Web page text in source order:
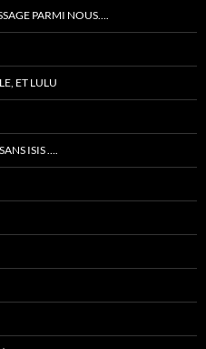
PARMI NOUS….
ET LULU
ISIS ….